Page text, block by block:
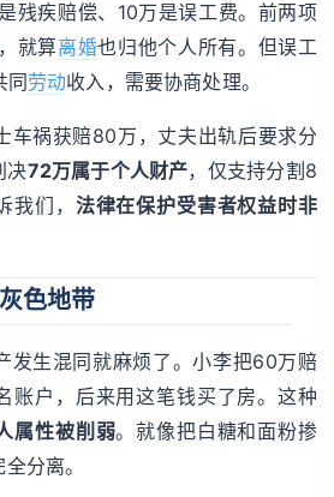
残疾赔偿、10万是误工费。前两项
就算离婚也归他个人所有。但误工
同劳动收入，需要协商处理。
车祸获赔80万，丈夫出轨后要求分
决72万属于个人财产，仅支持分割8
我们， 法律在保护受害者权益时非
色地带
发生混同就麻烦了。小李把60万赔
账户，后来用这笔钱买了房。这种
属性被削弱。就像把白糖和面粉掺
分离。